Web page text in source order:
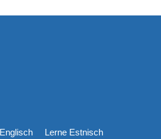
Lerne Estnisch